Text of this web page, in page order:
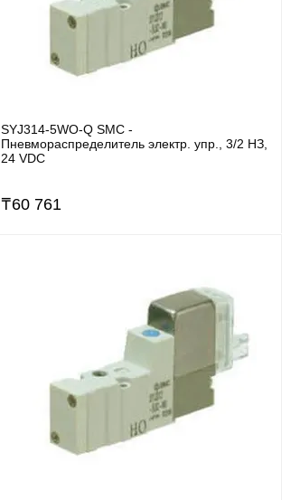
SYJ314-5WO-Q SMC -
Пневмораспределитель электр. упр., 3/2 НЗ,
24 VDC
₸60 761